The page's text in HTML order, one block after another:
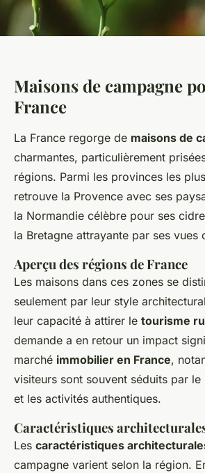
Maisons de campagne
France
La France regorge de maisons de
charmantes, particulièrement
régions. Parmi les provinces les
retrouve la Provence avec ses
la Normandie célèbre pour ses
la Bretagne attrayante par ses vues
Aperçu des régions de France
Les maisons dans ces zones se
seulement par leur style
leur capacité à attirer le tourisme
demande a en retour un impact
marché immobilier en France,
visiteurs sont souvent séduits par
et les activités authentiques.
Caractéristiques
Les caractéristiques
campagne varient selon la région.